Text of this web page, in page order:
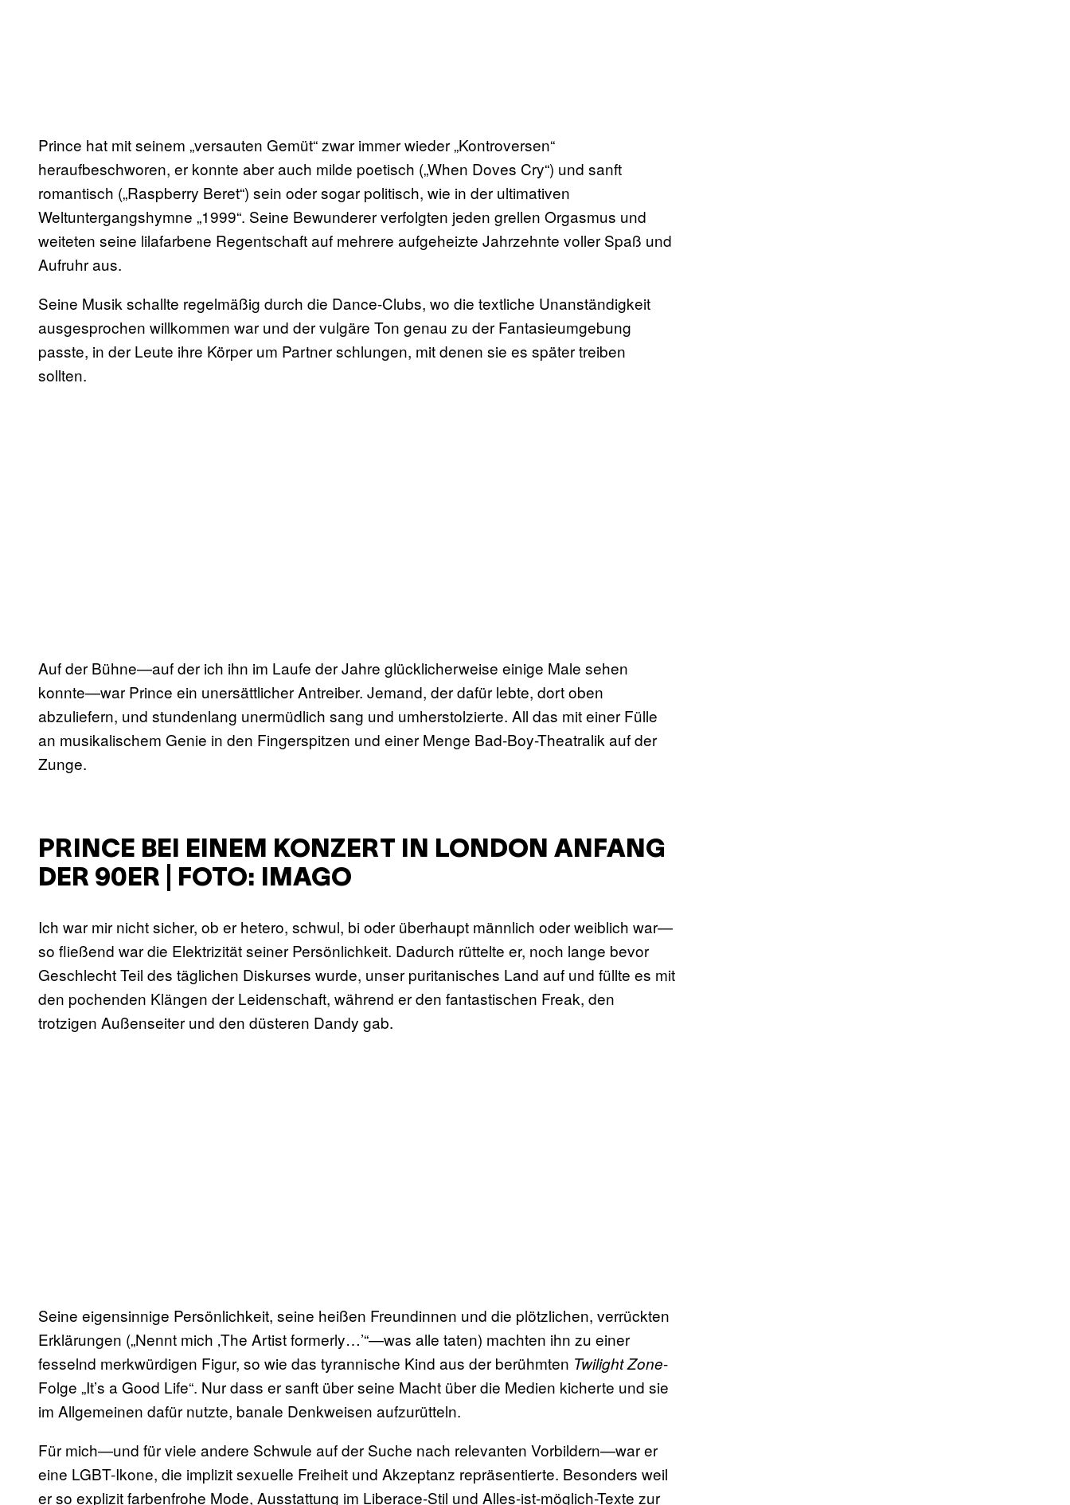
Prince hat mit seinem „versauten Gemüt“ zwar immer wieder „Kontroversen“
heraufbeschworen, er konnte aber auch milde poetisch („When Doves Cry“) und sanft
romantisch („Raspberry Beret“) sein oder sogar politisch, wie in der ultimativen
Weltuntergangshymne „1999“. Seine Bewunderer verfolgten jeden grellen Orgasmus und
weiteten seine lilafarbene Regentschaft auf mehrere aufgeheizte Jahrzehnte voller Spaß und
Aufruhr aus.
Seine Musik schallte regelmäßig durch die Dance-Clubs, wo die textliche Unanständigkeit
ausgesprochen willkommen war und der vulgäre Ton genau zu der Fantasieumgebung
passte, in der Leute ihre Körper um Partner schlungen, mit denen sie es später treiben
sollten.
Auf der Bühne—auf der ich ihn im Laufe der Jahre glücklicherweise einige Male sehen
konnte—war Prince ein unersättlicher Antreiber. Jemand, der dafür lebte, dort oben
abzuliefern, und stundenlang unermüdlich sang und umherstolzierte. All das mit einer Fülle
an musikalischem Genie in den Fingerspitzen und einer Menge Bad-Boy-Theatralik auf der
Zunge.
PRINCE BEI EINEM KONZERT IN LONDON ANFANG
DER 90ER | FOTO: IMAGO
Ich war mir nicht sicher, ob er hetero, schwul, bi oder überhaupt männlich oder weiblich war—
so fließend war die Elektrizität seiner Persönlichkeit. Dadurch rüttelte er, noch lange bevor
Geschlecht Teil des täglichen Diskurses wurde, unser puritanisches Land auf und füllte es mit
den pochenden Klängen der Leidenschaft, während er den fantastischen Freak, den
trotzigen Außenseiter und den düsteren Dandy gab.
Seine eigensinnige Persönlichkeit, seine heißen Freundinnen und die plötzlichen, verrückten
Erklärungen („Nennt mich ‚The Artist formerly…’“—was alle taten) machten ihn zu einer
fesselnd merkwürdigen Figur, so wie das tyrannische Kind aus der berühmten Twilight Zone-
Folge „It’s a Good Life“. Nur dass er sanft über seine Macht über die Medien kicherte und sie
im Allgemeinen dafür nutzte, banale Denkweisen aufzurütteln.
Für mich—und für viele andere Schwule auf der Suche nach relevanten Vorbildern—war er
eine LGBT-Ikone, die implizit sexuelle Freiheit und Akzeptanz repräsentierte. Besonders weil
er so explizit farbenfrohe Mode, Ausstattung im Liberace-Stil und Alles-ist-möglich-Texte zur